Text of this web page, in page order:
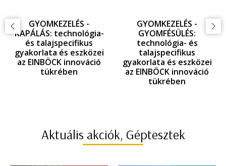
GYOMKEZELÉS -
KAPÁLÁS: technológia-
és talajspecifikus
gyakorlata és eszközei
az EINBÖCK innováció
tükrében
GYOMKEZELÉS -
GYOMFÉSÜLÉS:
technológia- és
talajspecifikus
gyakorlata és eszközei
az EINBÖCK innováció
tükrében
Aktuális akciók, Géptesztek